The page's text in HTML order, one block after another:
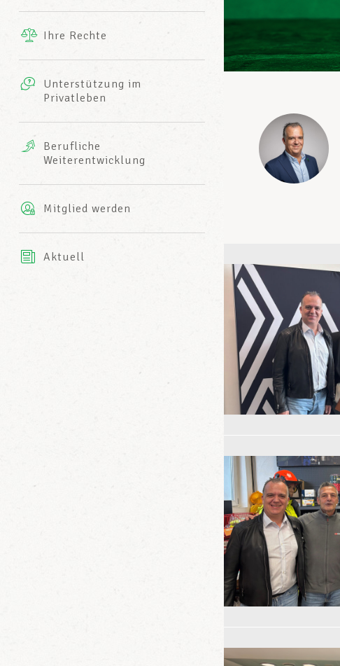
INFO-CENTER
des LCGBs
Ihre Rechte
Unterstützung im
Privatleben
Leistungen
Mutuelle
AXA
Berufliche
Weiterentwicklung
Mitglied werden
Aktuell